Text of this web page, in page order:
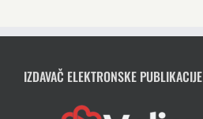
IZDAVAČ ELEKTRONSKE PUBLIKACIJE